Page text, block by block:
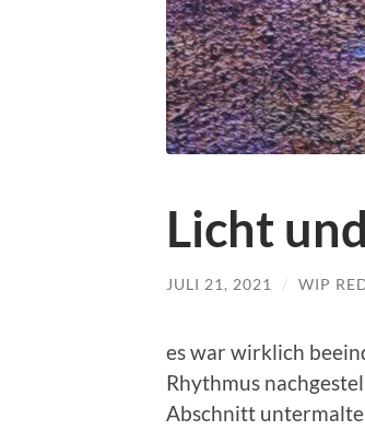
Licht
JULI 21, 2021 / WIP
es war wirklich
Rhythmus
Abschnitt